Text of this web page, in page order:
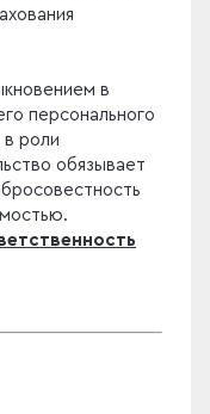
в
персонального
роли
обязывает